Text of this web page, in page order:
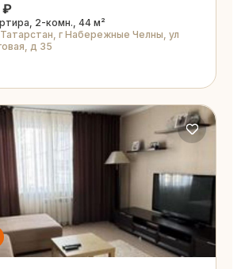
₽
2-комн., 44 м²
г Набережные Челны, ул
д 35